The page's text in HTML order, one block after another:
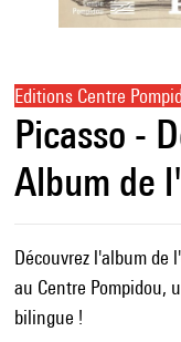
Editions Centre
Picasso -
Album de
Découvrez l'album de
au Centre Pompidou,
bilingue !